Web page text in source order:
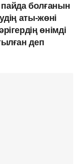
болғанын
аты-жөні
өнімді
деп